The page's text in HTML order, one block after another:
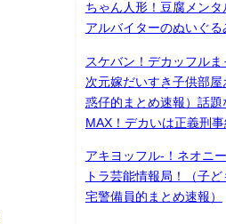
ちゃん人形！豆腐メン
アルバイターのぬいぐ
スケバン！デカッフル
次元嫁だいすき子供部
惑仔的まとめ速報）話
MAX！デカいは正義刑
アキヨッフル-！ネオニ
トラ芸能情報局！（子
宅警備員的まとめ速報）